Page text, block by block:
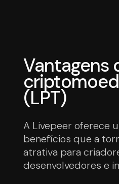
Vantagens
(LPT)
A Livepeer oferece
benefícios que a
atrativa para
desenvolvedores e